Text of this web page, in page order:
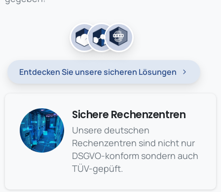
Entdecken Sie unsere sicheren Lösungen
Sichere Rechenzentren
Unsere deutschen
Rechenzentren sind nicht nur
DSGVO-konform sondern auch
TÜV-gepüft.